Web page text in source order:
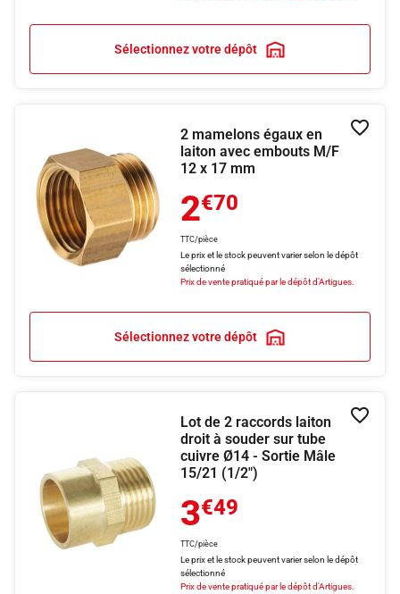
Sélectionnez votre dépôt
2 mamelons égaux en
laiton avec embouts M/F
12 x 17 mm
2€70
TTC/pièce
Le prix et le stock peuvent varier selon le dépôt
sélectionné
Prix de vente pratiqué par le dépôt d'Artigues.
Sélectionnez votre dépôt
Lot de 2 raccords laiton
droit à souder sur tube
cuivre Ø14 - Sortie Mâle
15/21 (1/2")
3€49
TTC/pièce
Le prix et le stock peuvent varier selon le dépôt
sélectionné
Prix de vente pratiqué par le dépôt d'Artigues.